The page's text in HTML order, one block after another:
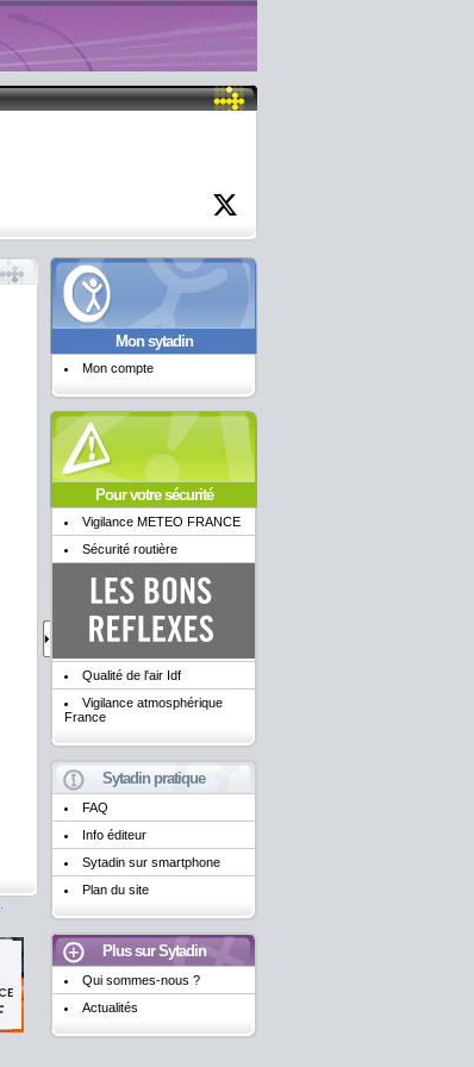
Mon sytadin
Mon compte
Pour votre sécurité
Vigilance METEO FRANCE
Sécurité routière
Qualité de l'air Idf
Vigilance atmosphérique
France
Sytadin pratique
FAQ
Info éditeur
Sytadin sur smartphone
Plan du site
Plus sur Sytadin
Qui sommes-nous ?
Actualités